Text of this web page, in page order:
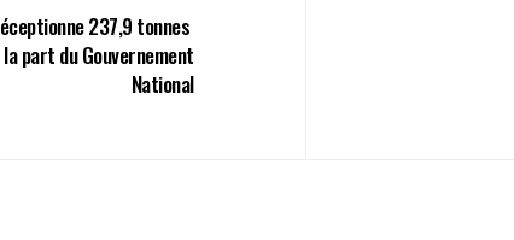
237,9 tonnes
part du Gouvernement
National